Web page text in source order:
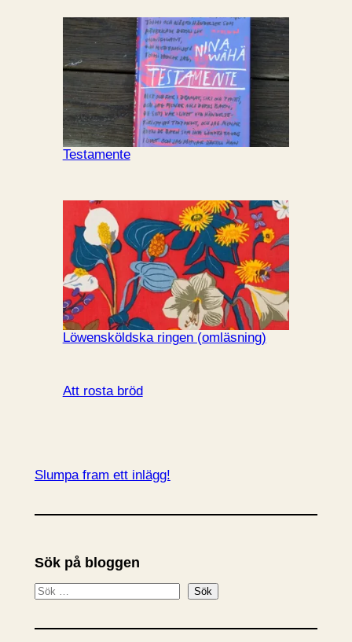
Testamente
Löwensköldska ringen (omläsning)
Att rosta bröd
Slumpa fram ett inlägg!
Sök på bloggen
S
k
Sök